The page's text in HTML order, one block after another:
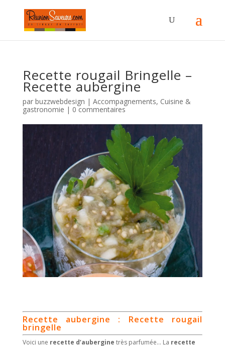
Recette rougail Bringelle –
Recette aubergine
par buzzwebdesign | Accompagnements, Cuisine &
gastronomie | 0 commentaires
Recette aubergine : Recette rougail
bringelle
Voici une recette d’aubergine très parfumée… La recette